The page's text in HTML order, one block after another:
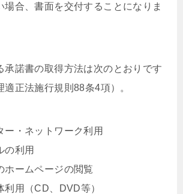
場合、書面を交付することになりま
承諾書の取得方法は次のとおりです
適正法施行規則88条4項）。
・ネットワーク利用
利用
ームページの閲覧
用（CD、DVD等）